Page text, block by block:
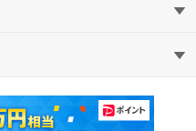
中古マンション
教えて！住まいの先生